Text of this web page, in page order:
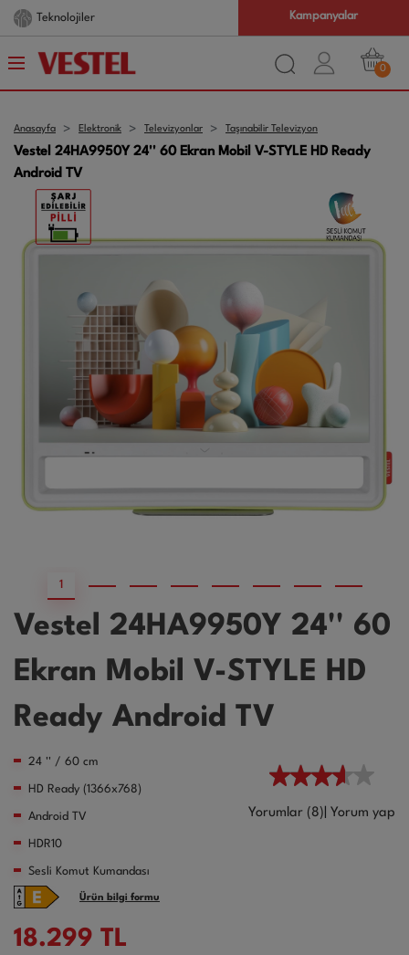
Teknolojiler Kampanyalar
0
Anasayfa Elektronik Televizyonlar Taşınabilir Televizyon
Vestel 24HA9950Y 24'' 60 Ekran Mobil V-STYLE HD Ready
Android TV
1
Vestel 24HA9950Y 24'' 60
Ekran Mobil V-STYLE HD
Ready Android TV
24 '' / 60 cm
HD Ready (1366x768)
Android TV
HDR10
Sesli Komut Kumandası
Yorumlar (8) Yorum yap
Ürün bilgi formu
18.299 TL